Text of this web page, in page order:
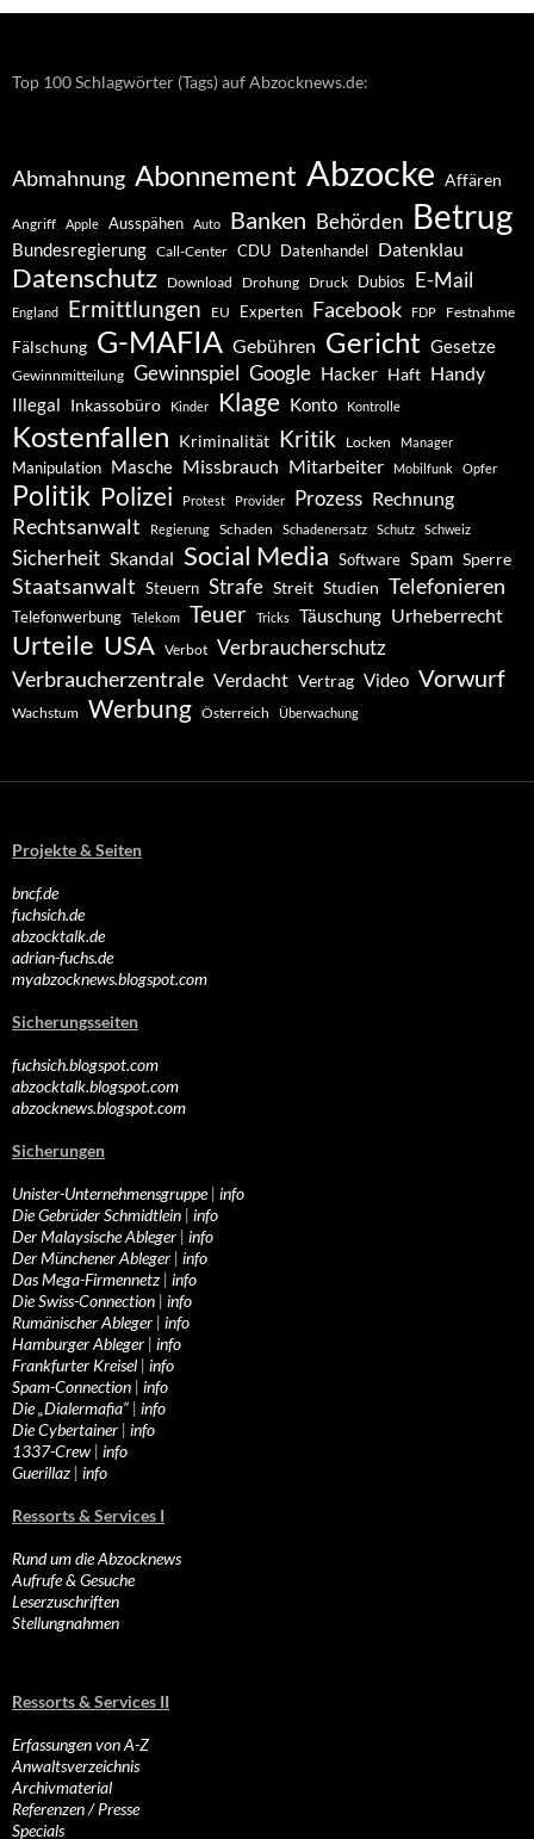
Top 100 Schlagwörter (Tags) auf Abzocknews.de:
Abmahnung Abonnement Abzocke Affären
Angriff Apple Ausspähen Auto Banken Behörden Betrug
Bundesregierung Call-Center CDU Datenhandel Datenklau
Datenschutz Download Drohung Druck Dubios E-Mail
England Ermittlungen EU Experten Facebook FDP Festnahme
Fälschung G-MAFIA Gebühren Gericht Gesetze
Gewinnmitteilung Gewinnspiel Google Hacker Haft Handy
Illegal Inkassobüro Kinder Klage Konto Kontrolle
Kostenfallen Kriminalität Kritik Locken Manager
Manipulation Masche Missbrauch Mitarbeiter Mobilfunk Opfer
Politik Polizei Protest Provider Prozess Rechnung
Rechtsanwalt Regierung Schaden Schadenersatz Schutz Schweiz
Sicherheit Skandal Social Media Software Spam Sperre
Staatsanwalt Steuern Strafe Streit Studien Telefonieren
Telefonwerbung Telekom Teuer Tricks Täuschung Urheberrecht
Urteile USA Verbot Verbraucherschutz
Verbraucherzentrale Verdacht Vertrag Video Vorwurf
Wachstum Werbung Österreich Überwachung
Projekte & Seiten
bncf.de
fuchsich.de
abzocktalk.de
adrian-fuchs.de
myabzocknews.blogspot.com
Sicherungsseiten
fuchsich.blogspot.com
abzocktalk.blogspot.com
abzocknews.blogspot.com
Sicherungen
Unister-Unternehmensgruppe| info
Die Gebrüder Schmidtlein | info
Der Malaysische Ableger | info
Der Münchener Ableger | info
Das Mega-Firmennetz | info
Die Swiss-Connection | info
Rumänischer Ableger | info
Hamburger Ableger | info
Frankfurter Kreisel | info
Spam-Connection | info
Die „Dialermafia“ | info
Die Cybertainer | info
1337-Crew | info
Guerillaz | info
Ressorts & Services I
Rund um die Abzocknews
Aufrufe & Gesuche
Leserzuschriften
Stellungnahmen
Ressorts & Services II
Erfassungen von A-Z
Anwaltsverzeichnis
Archivmaterial
Referenzen / Presse
Specials